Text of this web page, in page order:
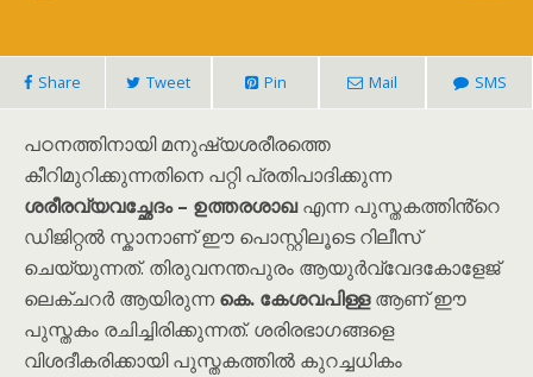
Share Tweet Pin Mail SMS
പഠനത്തിനായി മനുഷ്യശരീരത്തെ
കീറിമുറിക്കുന്നതിനെ പറ്റി പ്രതിപാദിക്കുന്ന
ശരീരവ്യവച്ഛേദം – ഉത്തരശാഖഎന്ന പുസ്തകത്തിൻ്റെ
ഡിജിറ്റൽ സ്കാനാണ് ഈ പൊസ്റ്റിലൂടെ റിലീസ്
ചെയ്യുന്നത്. തിരുവനന്തപുരം ആയുർവ്വേദകോളേജ്
ലെക്ചറർ ആയിരുന്നകെ. കേശവപിള്ളആണ് ഈ
പുസ്തകം രചിച്ചിരിക്കുന്നത്. ശരിരഭാഗങ്ങളെ
വിശദീകരിക്കായി പുസ്തകത്തിൽ കുറച്ചധികം